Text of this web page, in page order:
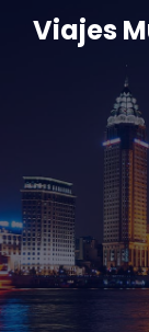
Viajes